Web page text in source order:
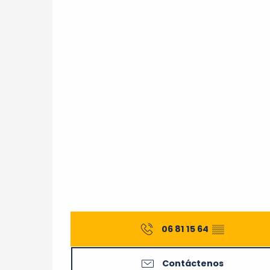
06 81 15 64 ▒▒
Contáctenos